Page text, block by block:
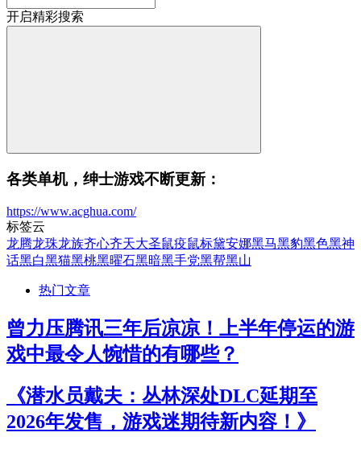
开启精彩搜索
各类单机，绅士游戏不断更新：
https://www.acghua.com/
标签云
龙腾龙珠龙族齐心齐天大圣鼠疫鼠标黛安娜黑马黑豹黑色黑神
话黑白黑猫黑桃黑曜石黑暗黑手党黑帮黑山
热门文章
曾力压腾讯三年后凉凉！上半年停运的游
戏中最令人惋惜的有哪些？
《潜水员戴夫：丛林深处DLC延期至
2026年发售，游戏迷期待新内容！》